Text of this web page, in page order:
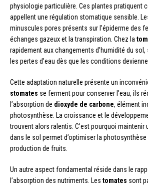
physiologie particulière. Ces plantes pratiquent
appellent une régulation stomatique sensible.
minuscules pores présents sur l’épiderme des
échanges gazeux et la transpiration. Chez la
rapidement aux changements d’humidité du
les pertes d’eau dès que les conditions
Cette adaptation naturelle présente un
stomates se ferment pour conserver l’eau, ils
l’absorption de dioxyde de carbone, élément
photosynthèse. La croissance et le
trouvent alors ralentis. C’est pourquoi maintenir
dans le sol permet d’optimiser la
production de fruits.
Un autre aspect fondamental réside dans le
l’absorption des nutriments. Les tomates sont